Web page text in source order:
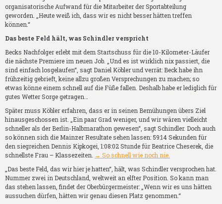
organisatorische Aufwand für die Mitarbeiter der Sportabteilung
geworden. „Heute weiß ich, dass wir es nicht besser hätten treffen
können.“
Das beste Feld hält, was Schindler verspricht
Becks Nachfolger erlebt mit dem Startschuss für die 10-Kilometer-Läufer
die nächste Premiere im neuen Job. „Und es ist wirklich nix passiert, die
sind einfach losgelaufen“, sagt Daniel Köbler und verrät: Beck habe ihn
frühzeitig gebrieft, keine allzu großen Versprechungen zu machen; so
etwas könne einem schnell auf die Füße fallen. Deshalb habe er lediglich für
gutes Wetter Sorge getragen…
Später muss Köbler erfahren, dass er in seinen Bemühungen übers Ziel
hinausgeschossen ist. „Ein paar Grad weniger, und wir wären vielleicht
schneller als der Berlin-Halbmarathon gewesen“, sagt Schindler. Doch auch
so können sich die Mainzer Resultate sehen lassen: 59:14 Sekunden für
den siegreichen Dennis Kipkogei, 1:08:02 Stunde für Beatrice Cheserek, die
schnellste Frau – Klassezeiten. → So schnell wie noch nie.
„Das beste Feld, das wir hier je hatten“, hält, was Schindler versprochen hat.
Nummer zwei in Deutschland, weltweit an elfter Position. So kann man
das stehen lassen, findet der Oberbürgermeister: „Wenn wir es uns hätten
aussuchen dürfen, hätten wir genau diesen Platz genommen.“